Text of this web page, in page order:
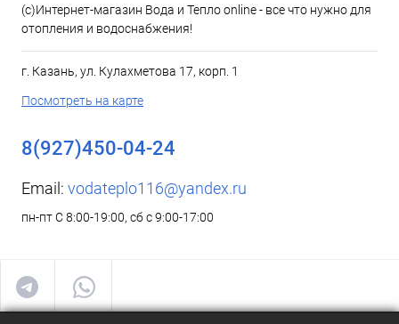
(c)Интернет-магазин Вода и Тепло online - все что нужно для
отопления и водоснабжения!
г. Казань, ул. Кулахметова 17, корп. 1
Посмотреть на карте
8(927)450-04-24
Email: vodateplo116@yandex.ru
пн-пт С 8:00-19:00, сб с 9:00-17:00